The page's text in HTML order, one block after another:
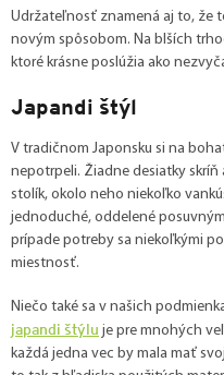
Udržateľnosť znamená aj to, že
novým spôsobom. Na blších
ktoré krásne poslúžia ako
Japandi štýl
V tradičnom Japonsku si na
nepotrpeli. Žiadne desiatky
stolík, okolo neho niekoľko
jednoduché, oddelené
prípade potreby sa niekoľkými
miestnosť.
Niečo také sa v našich
japandi štýlu je pre mnohých
každá jedna vec by mala mať